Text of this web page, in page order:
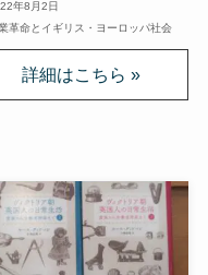
年8月2日
革命とイギリス・ヨーロッパ社会